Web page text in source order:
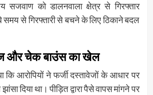
को डालनवाला क्षेत्र से गिरफ्तार
समय से गिरफ्तारी से बचने के लिए ठिकाने बदल
और चेक बाउंस का खेल
कि आरोपियों ने फर्जी दस्तावेजों के आधार पर
दिया था। पीड़ित द्वारा पैसे वापस मांगने पर